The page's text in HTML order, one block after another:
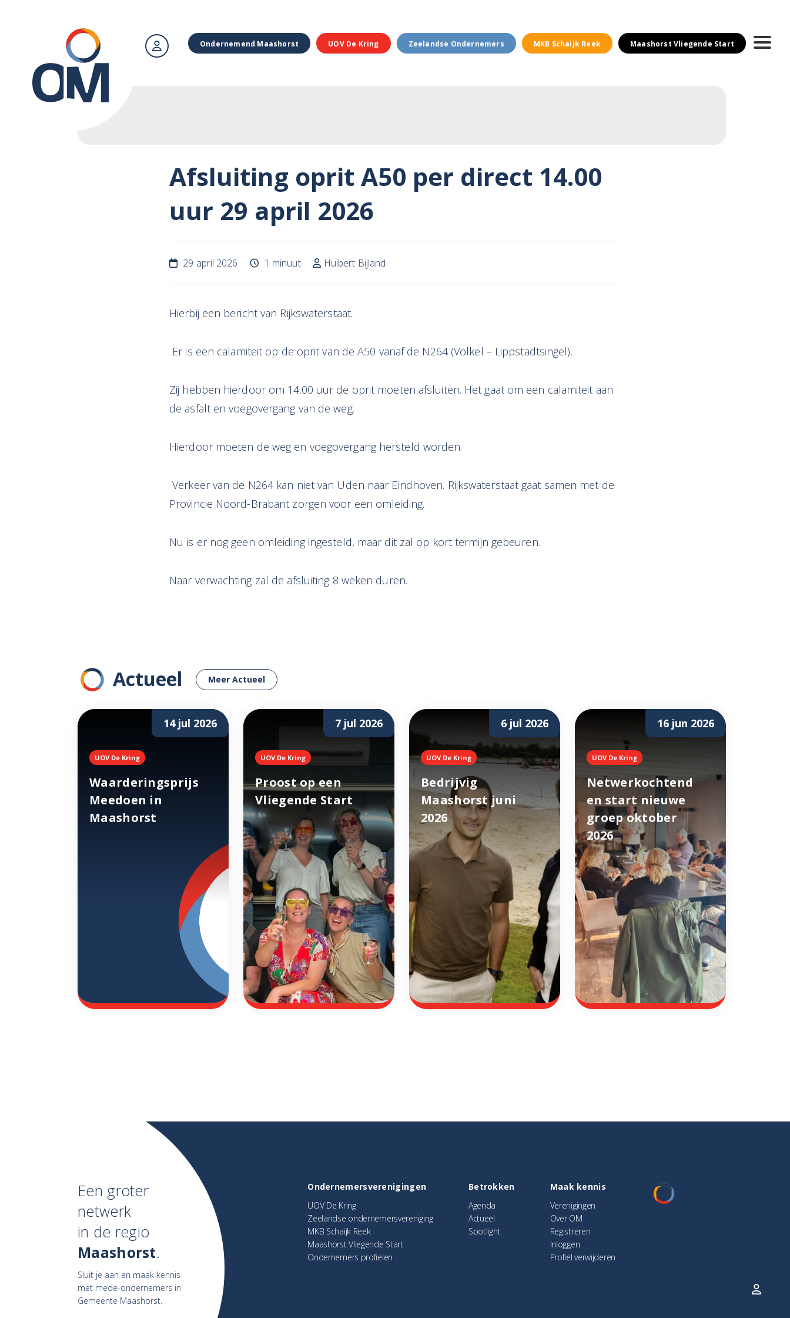
Ondernemend Maashorst UOV De Kring Zeelandse Ondernemers MKB Schaijk Reek Maashorst Vliegende Start
Afsluiting oprit A50 per direct 14.00
uur 29 april 2026
29 april 2026 1 minuut Huibert Bijland
Hierbij een bericht van Rijkswaterstaat.
Er is een calamiteit op de oprit van de A50 vanaf de N264 (Volkel – Lippstadtsingel).
Zij hebben hierdoor om 14.00 uur de oprit moeten afsluiten. Het gaat om een calamiteit aan
de asfalt en voegovergang van de weg.
Hierdoor moeten de weg en voegovergang hersteld worden.
Verkeer van de N264 kan niet van Uden naar Eindhoven. Rijkswaterstaat gaat samen met de
Provincie Noord-Brabant zorgen voor een omleiding.
Nu is er nog geen omleiding ingesteld, maar dit zal op kort termijn gebeuren.
Naar verwachting zal de afsluiting 8 weken duren.
Actueel Meer Actueel
14 jul 2026
UOV De Kring
Waarderingsprijs
Meedoen in
Maashorst
7 jul 2026
UOV De Kring
Proost op een
Vliegende Start
6 jul 2026
UOV De Kring
Bedrijvig
Maashorst juni
2026
16 jun 2026
UOV De Kring
Netwerkochtend
en start nieuwe
groep oktober
2026
Een groter
netwerk
in de regio
Maashorst.
Sluit je aan en maak kennis
met mede-ondernemers in
Gemeente Maashorst.
Maak kennis
Verenigingen
Over OM
Registreren
Inloggen
Profiel verwijderen
Betrokken
Agenda
Actueel
Spotlight
Ondernemersverenigingen
UOV De Kring
Zeelandse ondernemersvereniging
MKB Schaijk Reek
Maashorst Vliegende Start
Ondernemers profielen